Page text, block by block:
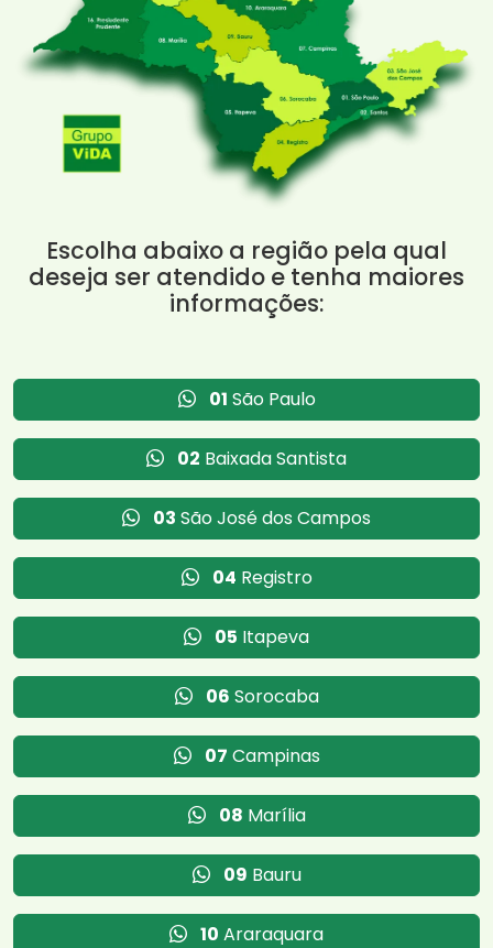
Escolha abaixo a região pela qual
deseja ser atendido e tenha maiores
informações:
01 São Paulo
02 Baixada Santista
03 São José dos Campos
04 Registro
05 Itapeva
06 Sorocaba
07 Campinas
08 Marília
09 Bauru
10 Araraquara